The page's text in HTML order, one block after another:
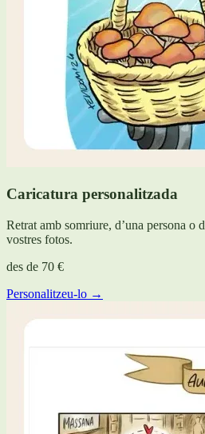
Caricatura personalitzada
Retrat amb somriure, d’una persona o
vostres fotos.
des de 70 €
Personalitzeu-lo →